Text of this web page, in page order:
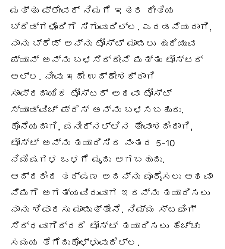
ಮತ್ತು ಫ್ಲೇವರ್ ನಿಮಗೆ ಇತರ ರೀತಿಯ
ಬ್ರೆಡ್‌ಗಳೊಂದಿಗೆ ಸಿಗುವುದಿಲ್ಲ. ಎರಡನೆಯದಾಗಿ,
ನಾನು ಬ್ರೆಡ್ ಅನ್ನು ಟೋಸ್ಟ್ ಮಾಡಲು ಹುರಿಯುವ
ಪ್ಯಾನ್ ಅನ್ನು ಬಳಸಿದ್ದೇನೆ ಮತ್ತು ಟೋಸ್ಟರ್
ಅಲ್ಲ. ನೀವು ಇದೇ ಉದ್ದೇಶಕ್ಕಾಗಿ
ಸಾಂಪ್ರದಾಯಿಕ ಟೋಸ್ಟರ್ ಅಥವಾ ಟೋಸ್ಟ್
ಸ್ಯಾಂಡ್‌ವಿಚ್ ಪ್ರೆಸ್ ಅನ್ನು ಬಳಸಬಹುದು.
ಕೊನೆಯದಾಗಿ, ಪನೀರ್‌ನಲ್ಲಿನ ತೇವಾಂಶದಿಂದಾಗಿ,
ಟೋಸ್ಟ್ ಅನ್ನು ತಯಾರಿಸಿದ ನಂತರ 5-10
ನಿಮಿಷಗಳ ಒಳಗೆ ಮೃದು ಆಗಬಹುದು.
ಆದ್ದರಿಂದ ತಕ್ಷಣ ಅದನ್ನು ಪೂರೈಸಲು ಅಥವಾ
ನಿಮಗೆ ಅಗತ್ಯವಿರುವಾಗ ಇದನ್ನು ತಯಾರಿಸಲು
ನಾನು ಶಿಫಾರಸು ಮಾಡುತ್ತೇನೆ. ನಿಮ್ಮ ಸ್ಟಫಿಂಗ್
ಸಿದ್ಧವಾಗಿದ್ದರೆ ಟೋಸ್ಟ್ ತಯಾರಿಸಲು ಹೆಚ್ಚು
ಸಮಯ ತೆಗೆದುಕೊಳ್ಳುವುದಿಲ್ಲ.